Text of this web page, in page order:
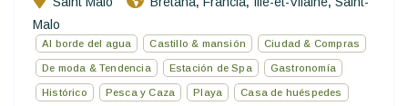
Malo
Al borde del agua Castillo & mansión Ciudad & Compras
De moda & Tendencia Estación de Spa Gastronomía
Histórico Pesca y Caza Playa Casa de huéspedes